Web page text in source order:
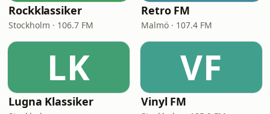
Rockklassiker
Stockholm · 106.7 FM
Retro FM
Malmö · 107.4 FM
LK
Lugna Klassiker
VF
Vinyl FM